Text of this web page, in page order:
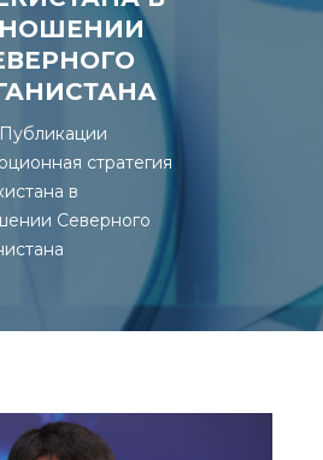
Публикации
стратегия
в
Северного